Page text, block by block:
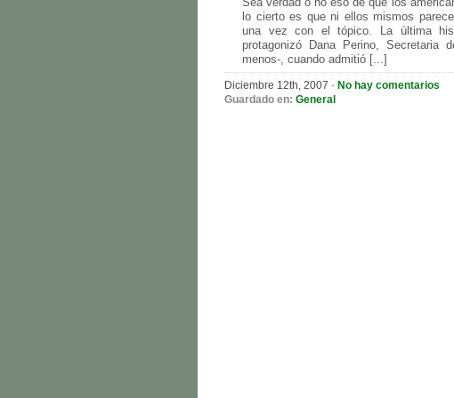
Sea verdad o no eso de que los
lo cierto es que ni ellos mismos
una vez con el tópico. La última
protagonizó Dana Perino, Secretaria
menos-, cuando admitió [...]
Diciembre 12th, 2007 · No hay comentarios
Guardado en: General